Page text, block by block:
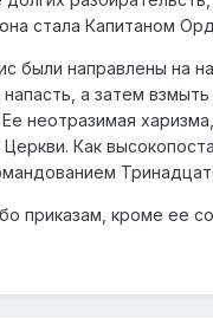
стала Капитаном
были направлены на
а затем
неотразимая
Как
приказам, кроме ее